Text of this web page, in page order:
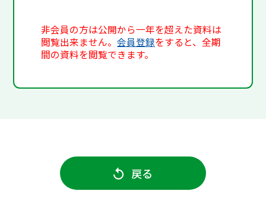
非会員の方は公開から一年を超えた資料は
閲覧出来ません。会員登録をすると、全期
間の資料を閲覧できます。
戻る